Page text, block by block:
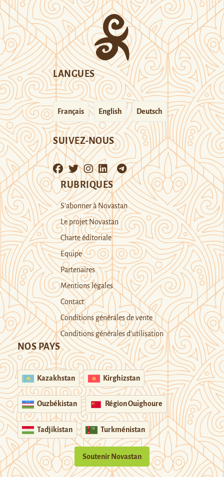
LANGUES
Français English Deutsch
SUIVEZ-NOUS
RUBRIQUES
S’abonner à Novastan
Le projet Novastan
Charte éditoriale
Equipe
Partenaires
Mentions légales
Contact
Conditions générales de vente
Conditions générales d’utilisation
NOS PAYS
Kazakhstan Kirghizstan
Ouzbékistan Région Ouïghoure
Tadjikistan Turkménistan
Soutenir Novastan